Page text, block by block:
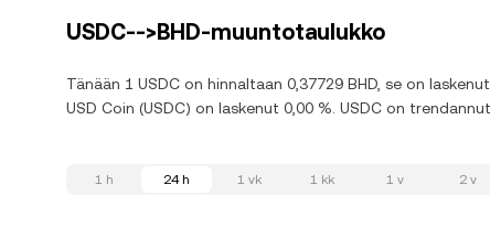
USDC-->BHD-muuntotaulukko
Tänään 1 USDC on hinnaltaan 0,37729 BHD, se on
USD Coin (USDC) on laskenut 0,00 %. USDC on
1 h 24 h 1 vk 1 kk 1 v 2 v